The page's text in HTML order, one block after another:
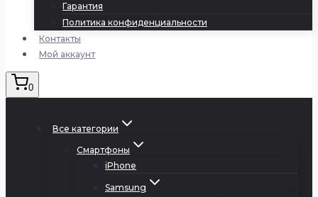
Гарантия
Политика конфиденциальности
Контакты
Мой аккаунт
0
Все категории
Смартфоны
iPhone
Samsung